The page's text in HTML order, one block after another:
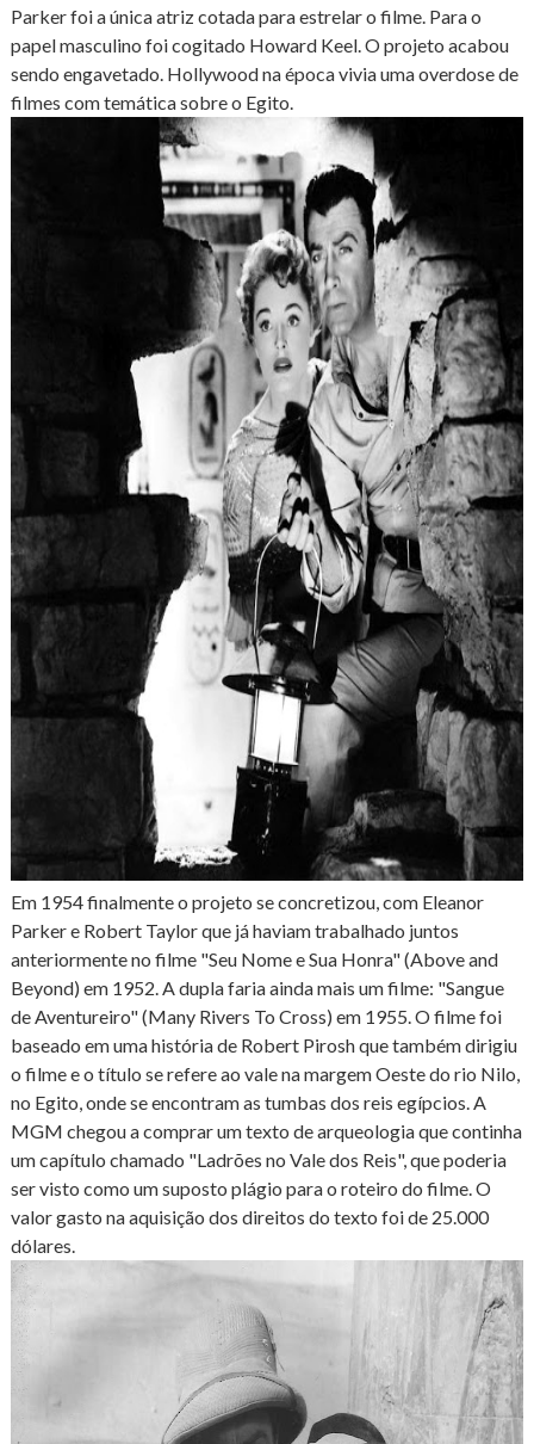
Parker foi a única atriz cotada para estrelar o filme. Para o
papel masculino foi cogitado Howard Keel. O projeto acabou
sendo engavetado. Hollywood na época vivia uma overdose de
filmes com temática sobre o Egito.
Em 1954 finalmente o projeto se concretizou, com Eleanor
Parker e Robert Taylor que já haviam trabalhado juntos
anteriormente no filme "Seu Nome e Sua Honra" (Above and
Beyond) em 1952. A dupla faria ainda mais um filme: "Sangue
de Aventureiro" (Many Rivers To Cross) em 1955. O filme foi
baseado em uma história de Robert Pirosh que também dirigiu
o filme e o título se refere ao vale na margem Oeste do rio Nilo,
no Egito, onde se encontram as tumbas dos reis egípcios. A
MGM chegou a comprar um texto de arqueologia que continha
um capítulo chamado "Ladrões no Vale dos Reis", que poderia
ser visto como um suposto plágio para o roteiro do filme. O
valor gasto na aquisição dos direitos do texto foi de 25.000
dólares.